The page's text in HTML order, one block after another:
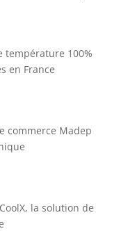
température 100%
en France
commerce Madep
la solution de